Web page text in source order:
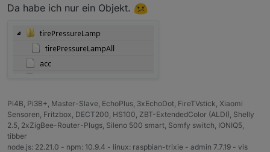
-vehicleStatusRaw
Da habe ich nur ein Objekt.
Pi4B, Pi3B+, Master-Slave, EchoPlus, 3xEchoDot, FireTVstick, Xiaomi
Sensoren, Fritzbox, DECT200, HS100, ZBT-ExtendedColor (ALDI), Shelly
2.5, 2xZigBee-Router-Plugs, Sileno 500 smart, Somfy switch, IONIQ5,
tibber
node.js: 22.21.0 - npm: 10.9.4 - linux: raspbian-trixie - admin 7.7.19 - vis